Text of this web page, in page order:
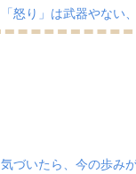
「怒り」は武器やない
気づいたら、今の歩み